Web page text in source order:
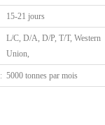
15-21 jours
L/C, D/A, D/P, T/T, Western
Union,
5000 tonnes par mois